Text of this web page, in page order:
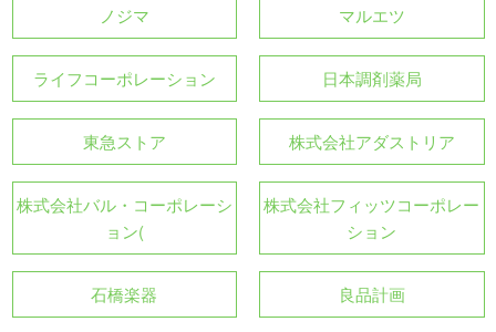
ノジマ マルエツ
ライフコーポレーション 日本調剤薬局
東急ストア 株式会社アダストリア
株式会社バル・コーポレーシ
ョン(
株式会社フィッツコーポレー
ション
石橋楽器 良品計画